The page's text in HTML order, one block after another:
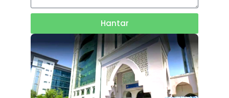
Hantar